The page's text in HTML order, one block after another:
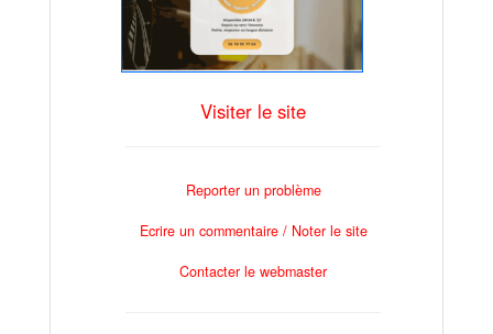
Visiter le site
Reporter un problème
Ecrire un commentaire / Noter le site
Contacter le webmaster